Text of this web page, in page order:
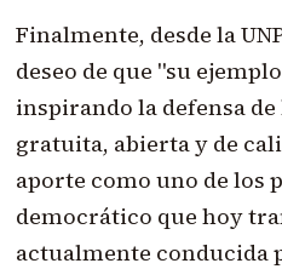
Finalmente, desde la
deseo de que "su
inspirando la defensa
gratuita, abierta y de
aporte como uno de los
democrático que hoy
actualmente conducida